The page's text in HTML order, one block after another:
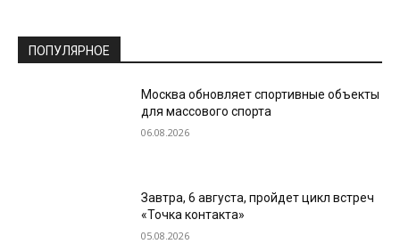
ПОПУЛЯРНОЕ
Москва обновляет спортивные объекты
для массового спорта
06.08.2026
Завтра, 6 августа, пройдет цикл встреч
«Точка контакта»
05.08.2026